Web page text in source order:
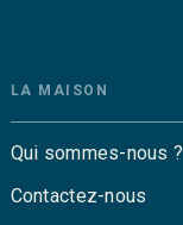
LA MAISON
Qui sommes-nous ?
Contactez-nous